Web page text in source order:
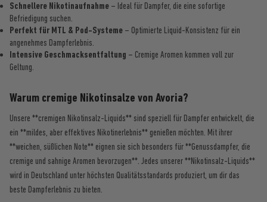
Schnellere Nikotinaufnahme – Ideal für Dampfer, die eine sofortige
Befriedigung suchen.
Perfekt für MTL & Pod-Systeme – Optimierte Liquid-Konsistenz für ein
angenehmes Dampferlebnis.
Intensive Geschmacksentfaltung – Cremige Aromen kommen voll zur
Geltung.
Warum cremige Nikotinsalze von Avoria?
Unsere **cremigen Nikotinsalz-Liquids** sind speziell für Dampfer entwickelt, die
ein **mildes, aber effektives Nikotinerlebnis** genießen möchten. Mit ihrer
**weichen, süßlichen Note** eignen sie sich besonders für **Genussdampfer, die
cremige und sahnige Aromen bevorzugen**. Jedes unserer **Nikotinsalz-Liquids**
wird in Deutschland unter höchsten Qualitätsstandards produziert, um dir das
beste Dampferlebnis zu bieten.